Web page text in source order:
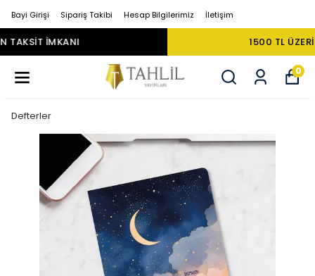
Bayi Girişi Sipariş Takibi Hesap Bilgilerimiz İletişim
0
Defterler